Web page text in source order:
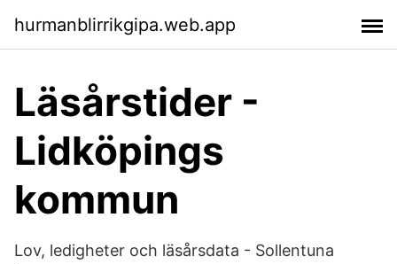
hurmanblirrikgipa.web.app
Läsårstider -
Lidköpings
kommun
Lov, ledigheter och läsårsdata - Sollentuna